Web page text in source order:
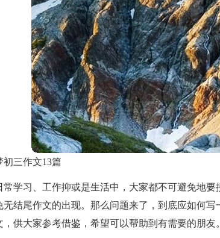
初三作文13篇
常学习、工作抑或是生活中，大家都不可避免地
无结尾作文的出现。那么问题来了，到底应如何
，供大家参考借鉴，希望可以帮助到有需要的朋友。